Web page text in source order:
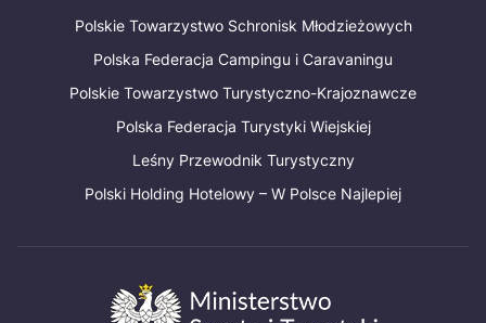
Polskie Towarzystwo Schronisk Młodzieżowych
Polska Federacja Campingu i Caravaningu
Polskie Towarzystwo Turystyczno-Krajoznawcze
Polska Federacja Turystyki Wiejskiej
Leśny Przewodnik Turystyczny
Polski Holding Hotelowy – W Polsce Najlepiej